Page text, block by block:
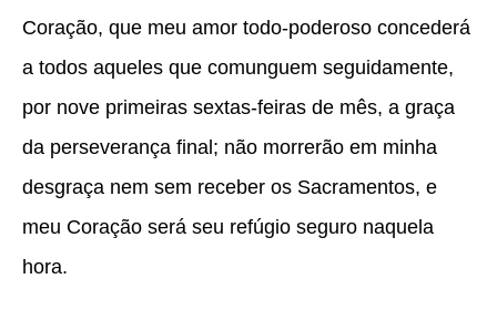
Coração, que meu amor todo-poderoso concederá
a todos aqueles que comunguem seguidamente,
por nove primeiras sextas-feiras de mês, a graça
da perseverança final; não morrerão em minha
desgraça nem sem receber os Sacramentos, e
meu Coração será seu refúgio seguro naquela
hora.